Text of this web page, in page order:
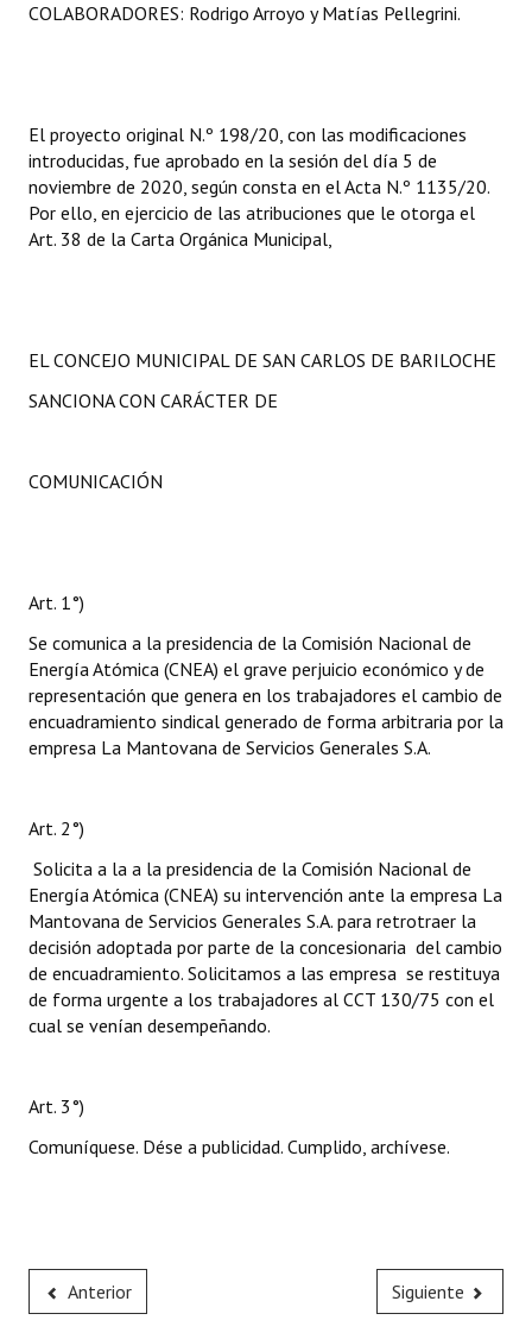
Entrega de distinciones
COLABORADORES: Rodrigo Arroyo y Matías Pellegrini.
El proyecto original N.º 198/20, con las modificaciones
introducidas, fue aprobado en la sesión del día 5 de
noviembre de 2020, según consta en el Acta N.º 1135/20.
Por ello, en ejercicio de las atribuciones que le otorga el
Art. 38 de la Carta Orgánica Municipal,
EL CONCEJO MUNICIPAL DE SAN CARLOS DE BARILOCHE
SANCIONA CON CARÁCTER DE
COMUNICACIÓN
Art. 1°)
Se comunica a la presidencia de la Comisión Nacional de
Energía Atómica (CNEA) el grave perjuicio económico y de
representación que genera en los trabajadores el cambio de
encuadramiento sindical generado de forma arbitraria por la
empresa La Mantovana de Servicios Generales S.A.
Art. 2°)
Solicita a la a la presidencia de la Comisión Nacional de
Energía Atómica (CNEA) su intervención ante la empresa La
Mantovana de Servicios Generales S.A. para retrotraer la
decisión adoptada por parte de la concesionaria del cambio
de encuadramiento. Solicitamos a las empresa se restituya
de forma urgente a los trabajadores al CCT 130/75 con el
cual se venían desempeñando.
Art. 3°)
Comuníquese. Dése a publicidad. Cumplido, archívese.
Anterior Siguiente